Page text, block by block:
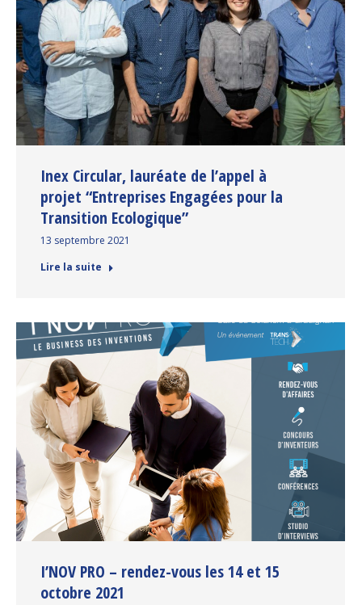
Inex Circular, lauréate de l’appel à
projet “Entreprises Engagées pour la
Transition Ecologique”
13 septembre 2021
Lire la suite
I’NOV PRO – rendez-vous les 14 et 15
octobre 2021